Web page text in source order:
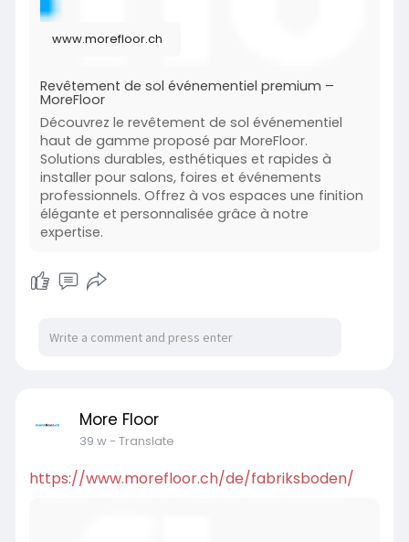
www.morefloor.ch
Revêtement de sol événementiel premium –
MoreFloor
Découvrez le revêtement de sol événementiel
haut de gamme proposé par MoreFloor.
Solutions durables, esthétiques et rapides à
installer pour salons, foires et événements
professionnels. Offrez à vos espaces une finition
élégante et personnalisée grâce à notre
expertise.
More Floor
39 w- Translate
https://www.morefloor.ch/de/fabriksboden/